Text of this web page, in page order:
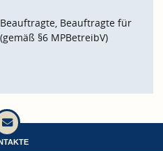
Beauftragte für
§6 MPBetreibV)